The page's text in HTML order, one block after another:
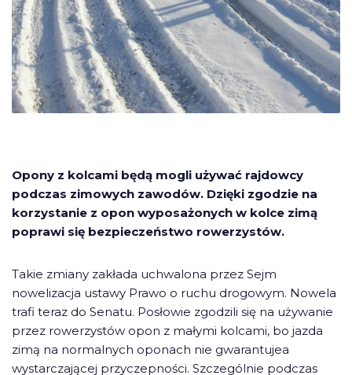
Opony z kolcami będą mogli używać rajdowcy
podczas zimowych zawodów. Dzięki zgodzie na
korzystanie z opon wyposażonych w kolce zimą
poprawi się bezpieczeństwo rowerzystów.
Takie zmiany zakłada uchwalona przez Sejm
nowelizacja ustawy Prawo o ruchu drogowym. Nowela
trafi teraz do Senatu. Posłowie zgodzili się na używanie
przez rowerzystów opon z małymi kolcami, bo jazda
zimą na normalnych oponach nie gwarantujea
wystarczającej przyczepności. Szczególnie podczas